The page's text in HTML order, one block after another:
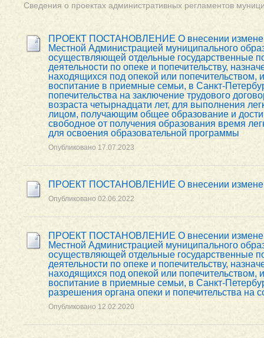
Сведения о проектах административных регламентов
ПРОЕКТ ПОСТАНОВЛЕНИЕ О внесении
Местной Администрацией муниципального
осуществляющей отдельные государственные
деятельности по опеке и попечительству,
находящихся под опекой или
воспитание в приемные семьи, в Санкт-
попечительства на заключение трудового
возраста четырнадцати лет, для выполнения
лицом, получающим общее образование и
свободное от получения образования время
для освоения образовательной программы
Опубликовано 17.07.2023
ПРОЕКТ ПОСТАНОВЛЕНИЕ О внесении
Опубликовано 02.06.2022
ПРОЕКТ ПОСТАНОВЛЕНИЕ О внесении
Местной Администрацией муниципального
осуществляющей отдельные государственные
деятельности по опеке и попечительству,
находящихся под опекой или
воспитание в приемные семьи, в Санкт-
разрешения органа опеки и попечительства
Опубликовано 12.02.2020